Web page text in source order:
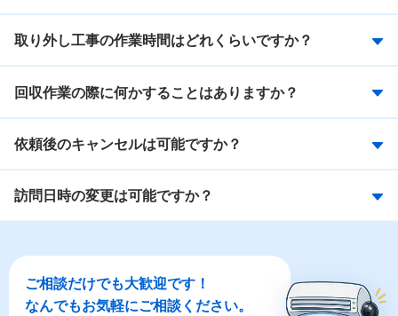
取り外し工事の作業時間はどれくらいですか？
回収作業の際に何かすることはありますか？
依頼後のキャンセルは可能ですか？
訪問日時の変更は可能ですか？
ご相談だけでも大歓迎です！
なんでもお気軽にご相談ください。